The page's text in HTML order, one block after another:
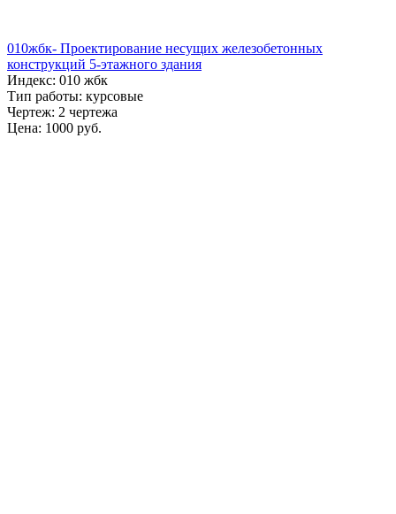
010жбк- Проектирование несущих железобетонных
конструкций 5-этажного здания
Индекс: 010 жбк
Тип работы: курсовые
Чертеж: 2 чертежа
Цена: 1000 руб.